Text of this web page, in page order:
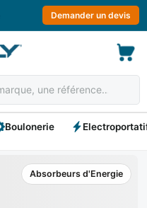
Demander un devis
Boulonerie
Absorbeurs d'Energie